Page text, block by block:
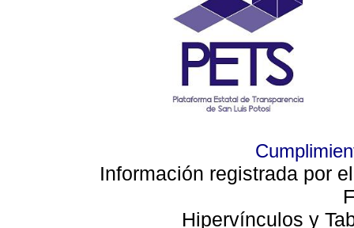
Información registrada por
Hipervínculos y